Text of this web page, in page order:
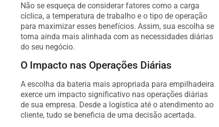
Não se esqueça de considerar fatores como a carga
cíclica, a temperatura de trabalho e o tipo de operação
para maximizar esses benefícios. Assim, sua escolha se
torna ainda mais alinhada com as necessidades diárias
do seu negócio.
O Impacto nas Operações Diárias
A escolha da bateria mais apropriada para empilhadeira
exerce um impacto significativo nas operações diárias
de sua empresa. Desde a logística até o atendimento ao
cliente, tudo se beneficia de uma decisão acertada.